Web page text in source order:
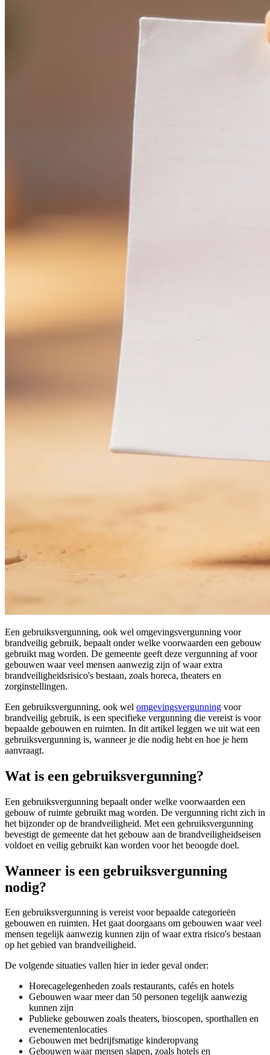
Een gebruiksvergunning, ook wel omgevingsvergunning voor
brandveilig gebruik, bepaalt onder welke voorwaarden een gebouw
gebruikt mag worden. De gemeente geeft deze vergunning af voor
gebouwen waar veel mensen aanwezig zijn of waar extra
brandveiligheidsrisico's bestaan, zoals horeca, theaters en
zorginstellingen.
Een gebruiksvergunning, ook wel omgevingsvergunning voor
brandveilig gebruik, is een specifieke vergunning die vereist is voor
bepaalde gebouwen en ruimten. In dit artikel leggen we uit wat een
gebruiksvergunning is, wanneer je die nodig hebt en hoe je hem
aanvraagt.
Wat is een gebruiksvergunning?
Een gebruiksvergunning bepaalt onder welke voorwaarden een
gebouw of ruimte gebruikt mag worden. De vergunning richt zich in
het bijzonder op de brandveiligheid. Met een gebruiksvergunning
bevestigt de gemeente dat het gebouw aan de brandveiligheidseisen
voldoet en veilig gebruikt kan worden voor het beoogde doel.
Wanneer is een gebruiksvergunning
nodig?
Een gebruiksvergunning is vereist voor bepaalde categorieën
gebouwen en ruimten. Het gaat doorgaans om gebouwen waar veel
mensen tegelijk aanwezig kunnen zijn of waar extra risico's bestaan
op het gebied van brandveiligheid.
De volgende situaties vallen hier in ieder geval onder:
Horecagelegenheden zoals restaurants, cafés en hotels
Gebouwen waar meer dan 50 personen tegelijk aanwezig
kunnen zijn
Publieke gebouwen zoals theaters, bioscopen, sporthallen en
evenementenlocaties
Gebouwen met bedrijfsmatige kinderopvang
Gebouwen waar mensen slapen, zoals hotels en